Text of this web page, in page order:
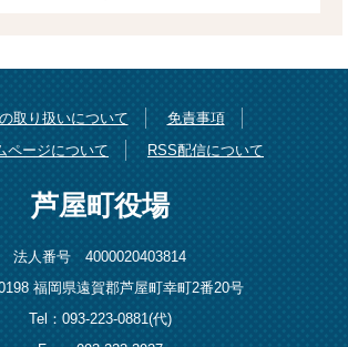
取り扱いについて
免責事項
ページについて
RSS配信について
芦屋町役場
法人番号 4000020403814
福岡県遠賀郡芦屋町幸町2番20号
Tel：093-223-0881(代)